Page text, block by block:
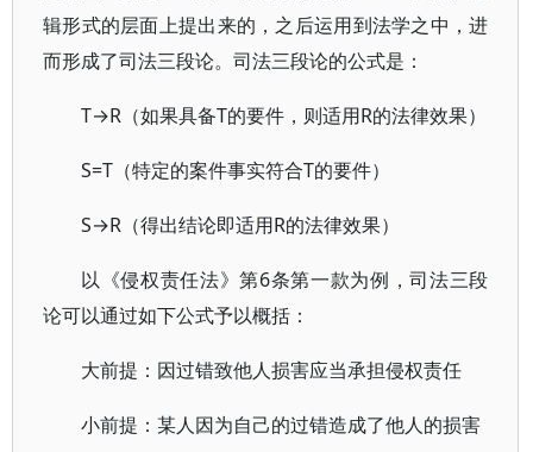
辑形式的层面上提出来的，之后运用到法学之中，进
而形成了司法三段论。司法三段论的公式是：
T→R（如果具备T的要件，则适用R的法律效果）
S=T（特定的案件事实符合T的要件）
S→R（得出结论即适用R的法律效果）
以《侵权责任法》第6条第一款为例，司法三段
论可以通过如下公式予以概括：
大前提：因过错致他人损害应当承担侵权责任
小前提：某人因为自己的过错造成了他人的损害